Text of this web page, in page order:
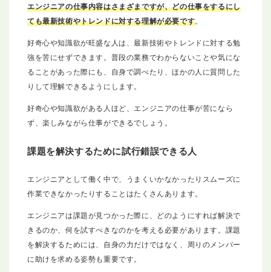
エンジニアの仕事内容はさまざまですが、どの仕事をするにし
ても最新技術やトレンドに対する理解が必要です。
好奇心や知識欲が旺盛な人は、最新技術やトレンドに対する勉
強を苦にせずできます。普段の業務でわからないことや気にな
ることがあった際にも、自身で調べたり、ほかの人に質問した
りして理解できるようにします。
好奇心や知識欲がある人ほど、エンジニアの仕事が苦になら
ず、楽しみながら仕事ができるでしょう。
課題を解決するために試行錯誤できる人
エンジニアとして働く中で、うまくいかなかったりスムーズに
作業できなかったりすることはたくさんあります。
エンジニアは課題が見つかった際に、どのようにすれば解決で
きるのか、何を試すべきなのかを考える必要があります。課題
を解決するためには、自身の力だけではなく、周りのメンバー
に助けを求める姿勢も重要です。